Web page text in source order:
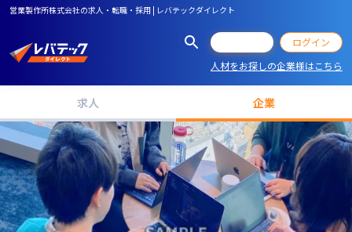
営業製作所株式会社の求人・転職・採用 | レバテックダイレクト
ログイン
人材をお探しの企業様はこちら
求人 企業